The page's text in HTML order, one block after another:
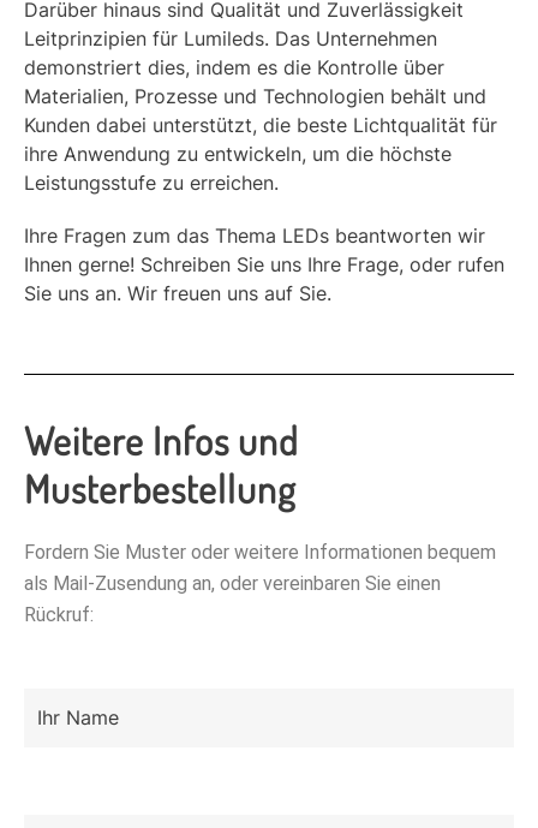
Darüber hinaus sind Qualität und Zuverlässigkeit
Leitprinzipien für Lumileds. Das Unternehmen
demonstriert dies, indem es die Kontrolle über
Materialien, Prozesse und Technologien behält und
Kunden dabei unterstützt, die beste Lichtqualität für
ihre Anwendung zu entwickeln, um die höchste
Leistungsstufe zu erreichen.
Ihre Fragen zum das Thema LEDs beantworten wir
Ihnen gerne! Schreiben Sie uns Ihre Frage, oder rufen
Sie uns an. Wir freuen uns auf Sie.
Weitere Infos und
Musterbestellung
Fordern Sie Muster oder weitere Informationen bequem
als Mail-Zusendung an, oder vereinbaren Sie einen
Rückruf: